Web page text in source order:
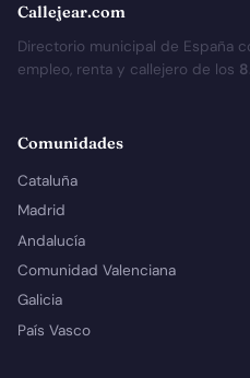
Callejear.com
Directorio municipal de España
empleo, renta y callejero de los
Comunidades
Cataluña
Madrid
Andalucía
Comunidad Valenciana
Galicia
País Vasco